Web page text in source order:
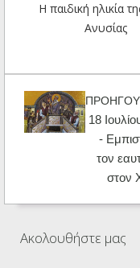
Η παιδική ηλικία
Ανυσίας
18
-
τον
στον
Ακολουθήστε μας